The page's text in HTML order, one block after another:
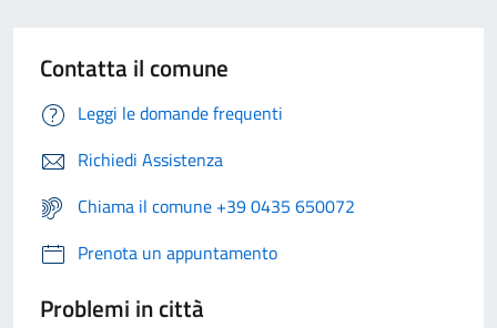
Contatta il comune
Leggi le domande frequenti
Richiedi Assistenza
Chiama il comune +39 0435 650072
Prenota un appuntamento
Problemi in città